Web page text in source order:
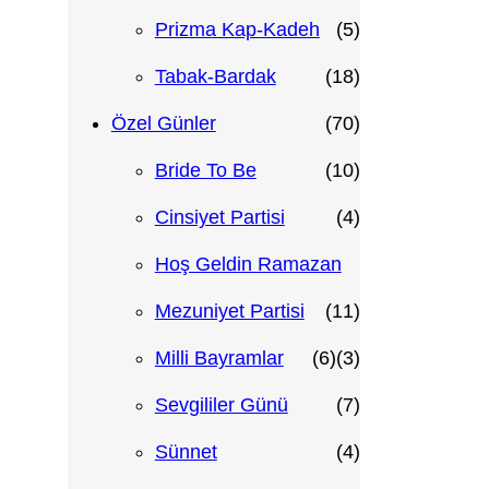
ü
n
ü
n
ü
r
ü
n
ü
r
ü
n
Prizma Kap-Kadeh 55
ü
r
ü
n
Tabak-Bardak 181
8
ü
r
n
Özel Günler 707
0
ü
ü
n
Bride To Be 101
0
r
ü
n
Cinsiyet Partisi 44
r
ü
n
Hoş Geldin Ramazan
111
1
ü
r
Mezuniyet Partisi
33
ü
r
Milli Bayramlar 66
ü
Sevgililer Günü 77
ü
Sünnet 44